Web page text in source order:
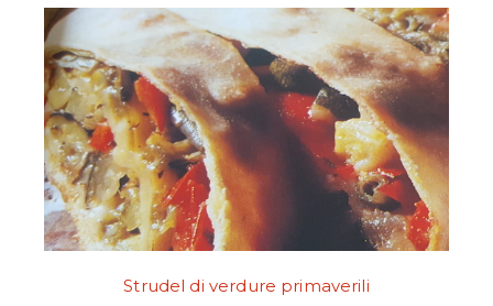
Strudel di verdure primaverili